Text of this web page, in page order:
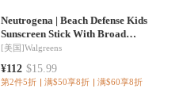
Neutrogena |Beach Defense Kids
Sunscreen Stick With Broad
Spectrum SPF 60+
[美国]Walgreens
¥112 $15.99
第2件5折 满$50享8折 满$60享8折